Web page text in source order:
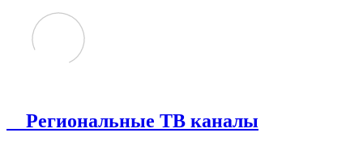
Региональные ТВ каналы